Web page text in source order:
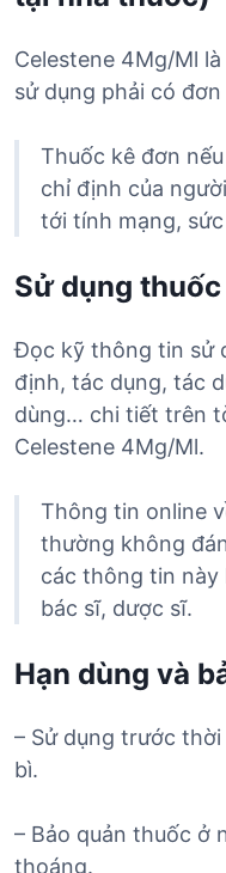
Celestene 4Mg/Ml
sử dụng phải có
Thuốc kê đơn
chỉ định của
tới tính mạng,
Sử dụng
Đọc kỹ thông tin sử
định, tác dụng, tác
dùng… chi tiết trên
Celestene 4Mg/Ml.
Thông tin online
thường không
các thông tin này
bác sĩ, dược sĩ.
Hạn dùng và
– Sử dụng trước
bì.
– Bảo quản thuốc ở
thoáng.